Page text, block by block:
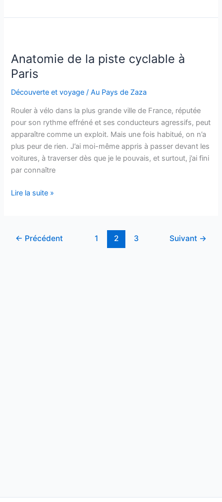
raisons
vivre
en
Norvège
!
Anatomie de la piste cyclable à
Paris
Découverte et voyage /Au Pays de Zaza
Rouler à vélo dans la plus grande ville de France, réputée
pour son rythme effréné et ses conducteurs agressifs, peut
apparaître comme un exploit. Mais une fois habitué, on n’a
plus peur de rien. J’ai moi-même appris à passer devant les
voitures, à traverser dès que je le pouvais, et surtout, j’ai fini
par connaître
Anatomie
cyclable
Lire la suite »
← Précédent 1 2 3 Suivant →